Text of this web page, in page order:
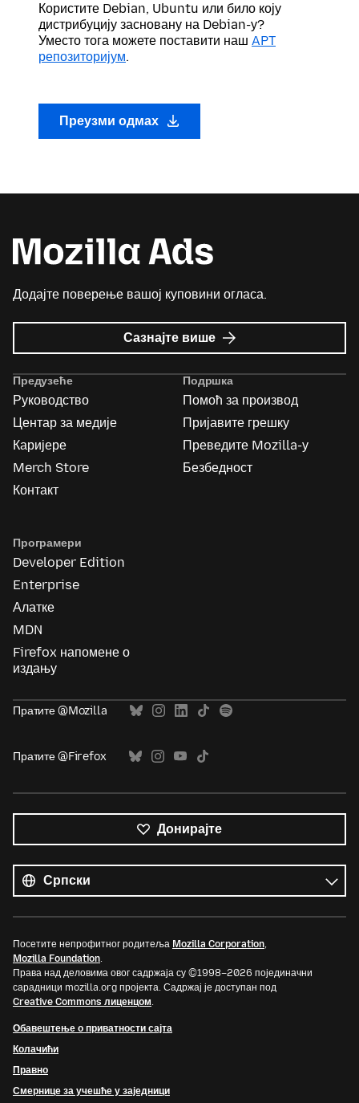
Користите Debian, Ubuntu или било коју
дистрибуцију засновану на Debian-у?
Уместо тога можете поставити наш APT
репозиторијум.
Преузми одмах
Додајте поверење вашој куповини огласа.
Сазнајте више о
Mozilla
Предузеће
Руководство
Центар за медије
Каријере
Merch Store
Контакт
Подршка
Помоћ за производ
Пријавите грешку
Преведите Mozilla-у
Безбедност
Програмери
Developer Edition
Enterprise
Алатке
MDN
Firefox напомене о
издању
Пратите @Mozilla
Пратите @Firefox
Донирајте
језици
Језик
Посетите непрофитног родитеља Mozilla Corporation,
Mozilla Foundation.
Права над деловима овог садржаја су ©1998–2026 појединачни
сарадници mozilla.org пројекта. Садржај је доступан под
Creative Commons лиценцом.
Обавештење о приватности сајта
Колачићи
Правно
Смернице за учешће у заједници